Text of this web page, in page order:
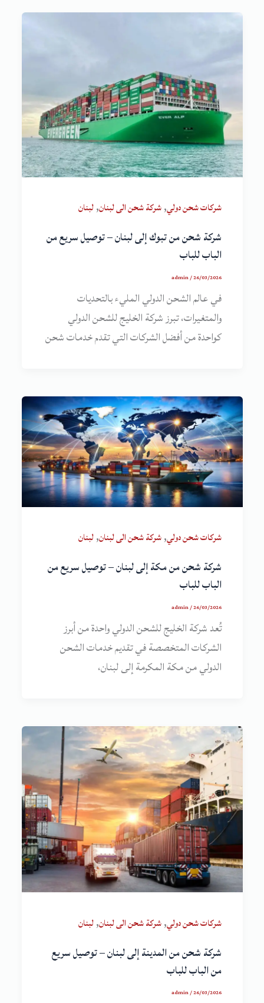
شركات شحن دولي,شركة شحن الى لبنان,لبنان
شركة شحن من تبوك إلى لبنان – توصيل سريع من
الباب للباب
admin/26/03/2026
في عالم الشحن الدولي المليء بالتحديات
والمتغيرات، تبرز شركة الخليج للشحن الدولي
كواحدة من أفضل الشركات التي تقدم خدمات شحن
شركات شحن دولي,شركة شحن الى لبنان,لبنان
شركة شحن من مكة إلى لبنان – توصيل سريع من
الباب للباب
admin/26/03/2026
تُعد شركة الخليج للشحن الدولي واحدة من أبرز
الشركات المتخصصة في تقديم خدمات الشحن
الدولي من مكة المكرمة إلى لبنان،
شركات شحن دولي,شركة شحن الى لبنان,لبنان
شركة شحن من المدينة إلى لبنان – توصيل سريع
من الباب للباب
admin/26/03/2026